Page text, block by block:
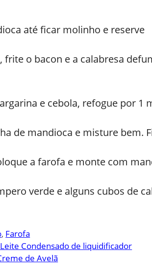
até ficar molinho e reserve
frite o bacon e a calabresa
e cebola, refogue por 1
de mandioca e misture bem.
a farofa e monte com
verde e alguns cubos de
, Farofa
Condensado de liquidificador
de Avelã